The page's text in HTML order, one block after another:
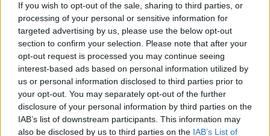
If you wish to opt-out of the sale, sharing to third parties, or
processing of your personal or sensitive information for
targeted advertising by us, please use the below opt-out
section to confirm your selection. Please note that after your
opt-out request is processed you may continue seeing
interest-based ads based on personal information utilized by
us or personal information disclosed to third parties prior to
your opt-out. You may separately opt-out of the further
disclosure of your personal information by third parties on the
IAB’s list of downstream participants. This information may
also be disclosed by us to third parties on the IAB’s List of
ESG Report 2025: Πώς η ΑΒ Βασιλόπουλος μετατρέπει τη
βιωσιμότητα σε καθημερινή πράξη
ΠΕΡΙΣΣΌΤΕΡΑ ΣΕ ΑΥΤΉ ΤΗΝ ΚΑΤΗΓΟΡΊΑ